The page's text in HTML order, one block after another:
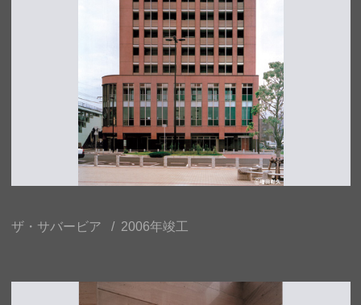
ザ・サバービア / 2006年竣工